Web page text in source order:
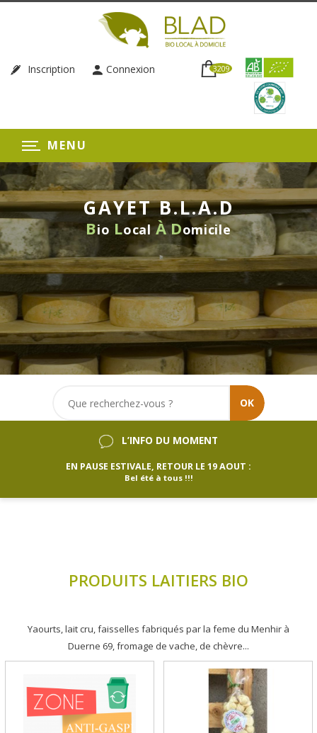
Inscription Connexion 3209
MENU
GAYET B.L.A.D
Bio LocalÀDomicile
LIVRAISON HEBDOMADAIRE
SANS ENGAGEMENT
OK
L’INFO DU MOMENT
EN PAUSE ESTIVALE, RETOUR LE 19 AOUT :
Bel été à tous !!!
PRODUITS LAITIERS BIO
Yaourts, lait cru, faisselles fabriqués par la feme du Menhir à
Duerne 69, fromage de vache, de chèvre...